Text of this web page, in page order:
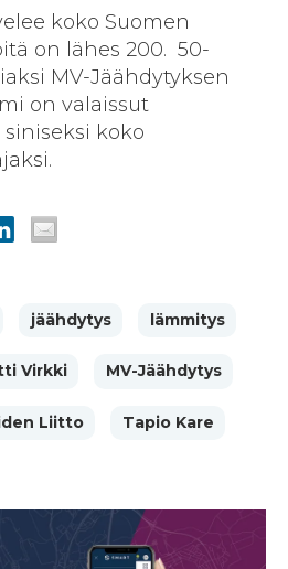
koko Suomen
on lähes 200. 50-
MV-Jäähdytyksen
on valaissut
koko
jäähdytys lämmitys
Virkki MV-Jäähdytys
Liitto Tapio Kare